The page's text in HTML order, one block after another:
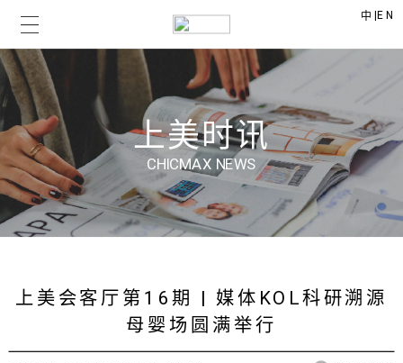
中 |EN
上美时讯
CHICMAX NEWS
上美会客厅第16期 | 媒体KOL科研溯源
母婴场圆满举行